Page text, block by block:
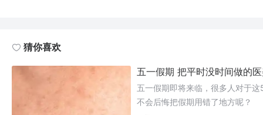
猜你喜欢
五一假期 把平时没时间做的
五一假期即将来临，很多人对于
不会后悔把假期用错了地方呢？